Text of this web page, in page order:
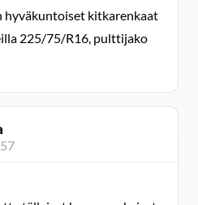
hyväkuntoiset kitkarenkaat
225/75/R16, pulttijako